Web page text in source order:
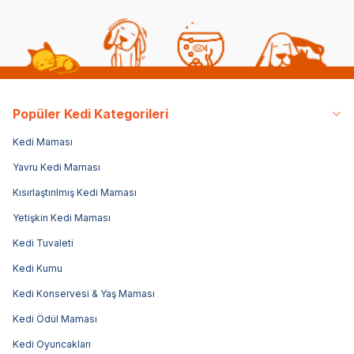
Popüler Kedi Kategorileri
Kedi Maması
Yavru Kedi Maması
Kısırlaştırılmış Kedi Maması
Yetişkin Kedi Maması
Kedi Tuvaleti
Kedi Kumu
Kedi Konservesi & Yaş Maması
Kedi Ödül Maması
Kedi Oyuncakları